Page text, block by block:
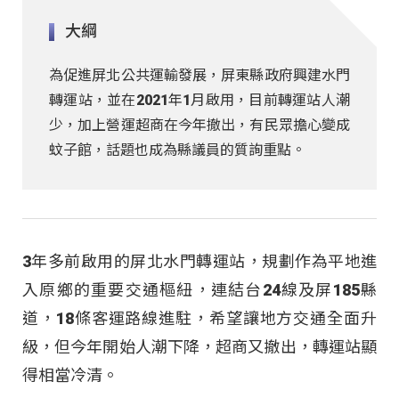
大綱
為促進屏北公共運輸發展，屏東縣政府興建水門
轉運站，並在2021年1月啟用，目前轉運站人潮
少，加上營運超商在今年撤出，有民眾擔心變成
蚊子館，話題也成為縣議員的質詢重點。
3年多前啟用的屏北水門轉運站，規劃作為平地進
入原鄉的重要交通樞紐，連結台24線及屏185縣
道，18條客運路線進駐，希望讓地方交通全面升
級，但今年開始人潮下降，超商又撤出，轉運站顯
得相當冷清。